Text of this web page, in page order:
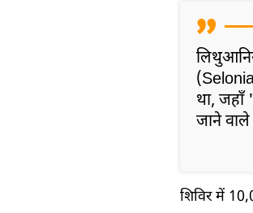
था, जहाँ
जाने वाले
शिविर में